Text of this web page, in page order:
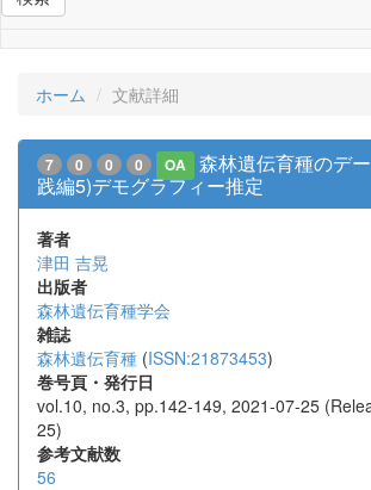
ホーム 文献詳細
7 0 0 0 OA
森林遺伝育種のデ
践編5)デモグラフィー推定
著者
津田 吉晃
出版者
森林遺伝育種学会
雑誌
森林遺伝育種 (ISSN:21873453)
巻号頁・発行日
vol.10, no.3, pp.142-149, 2021-07-25
25)
参考文献数
56